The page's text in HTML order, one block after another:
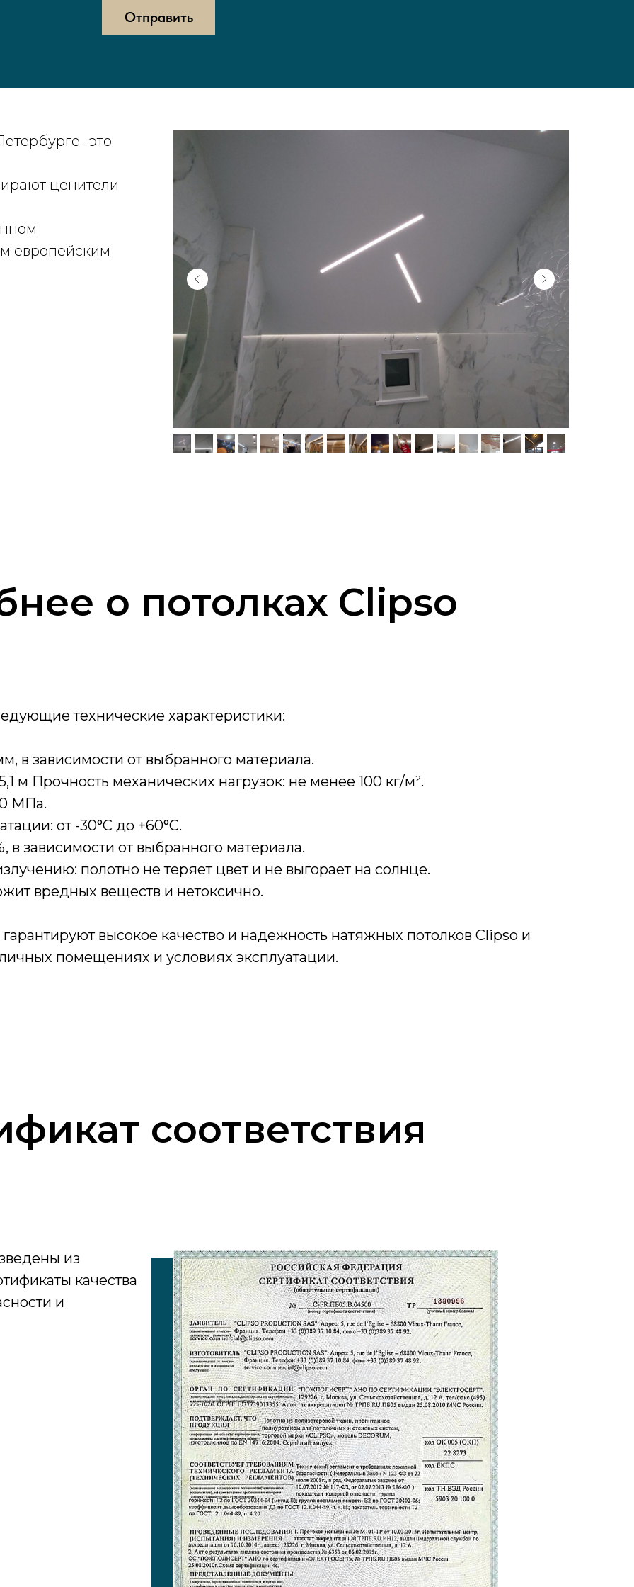
Отправить
-это
ценители
европейским
о потолках Clipso
технические характеристики:
в зависимости от выбранного материала.
м Прочность механических нагрузок: не менее 100 кг/м².
МПа.
от -30°C до +60°C.
в зависимости от выбранного материала.
полотно не теряет цвет и не выгорает на солнце.
вредных веществ и нетоксично.
высокое качество и надежность натяжных потолков Clipso и
помещениях и условиях эксплуатации.
соответствия
из
качества
и